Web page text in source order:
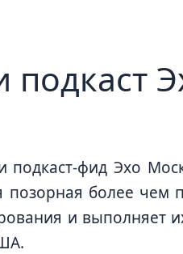
подкаст
подкаст-фид Эхо
позорная более чем
и выполняет